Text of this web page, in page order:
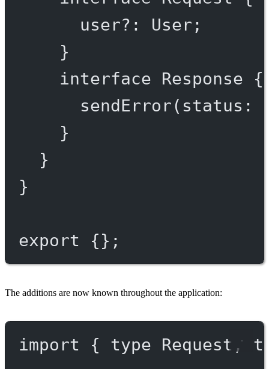
user?: User ;
}
interface
Response {
sendError( status :
}
}
}
export {};
The additions are now known throughout the application:
import { type Request,